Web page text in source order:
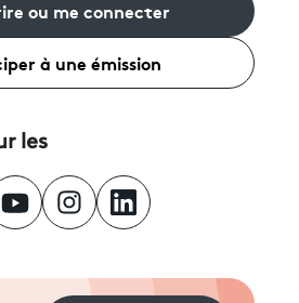
ou me connecter
à une émission
les